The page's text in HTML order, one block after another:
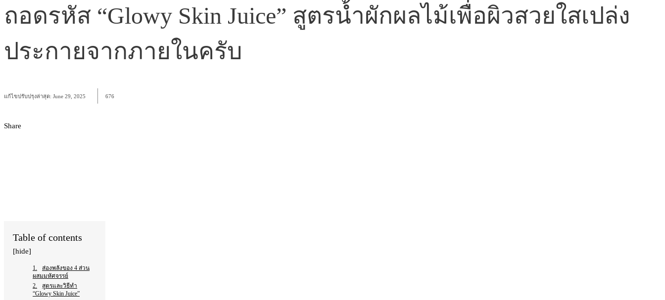
ถอดรหัส “Glowy Skin Juice” สูตรน้ำผักผลไม้เพื่อผิวสวยใสเปล่ง
ประกายจากภายในครับ
แก้ไขปรับปรุงล่าสุด: June 29, 2025 676
Share
Table of contents
[hide]
ส่องพลังของ 4 ส่วน
ผสมมหัศจรรย์
สูตรและวิธีทำ
“Glowy Skin Juice”